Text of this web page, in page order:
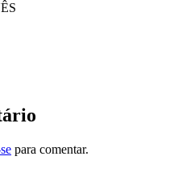
para comentar.